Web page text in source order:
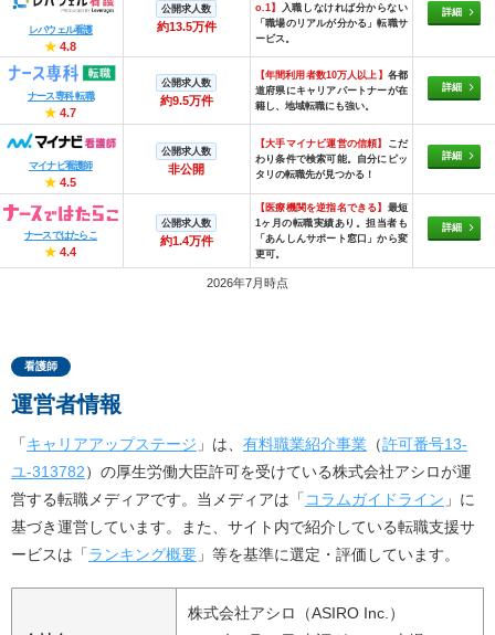
レバウェル看護
★ 4.8
公開求人数
約13.5万件
o.1】 入職しなければ分からない
「職場のリアルが分かる」転職サ
ービス。
詳細
ナース専科 転職
★ 4.7
公開求人数
約9.5万件
【年間利用者数10万人以上】 各都
道府県にキャリアパートナーが在
籍し、地域転職にも強い。
詳細
マイナビ看護師
★ 4.5
公開求人数
非公開
【大手マイナビ運営の信頼】
こだ
わり条件で検索可能。自分にピッ
タリの転職先が見つかる！
詳細
ナースではたらこ
★ 4.4
公開求人数
約1.4万件
【医療機関を逆指名できる】 最短
1ヶ月の転職実績あり。担当者も
「あんしんサポート窓口」から変
更可。
詳細
2026年7月時点
看護師
運営者情報
「キャリアアップステージ 」は、 有料職業紹介事業（許可番号13-
ユ-313782）の厚生労働大臣許可を受けている株式会社アシロが運
営する転職メディアです。当メディアは「 コラムガイドライン 」に
基づき運営しています。また、サイト内で紹介している転職支援サ
ービスは「ランキング概要」等を基準に選定・評価しています。
株式会社アシロ（ASIRO Inc.）